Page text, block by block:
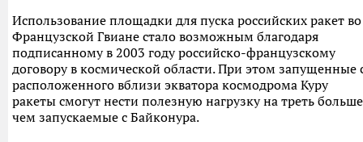
Использование площадки для пуска российских ракет во
Французской Гвиане стало возможным благодаря
подписанному в 2003 году российско-французскому
договору в космической области. При этом запущенные
расположенного вблизи экватора космодрома Куру
ракеты смогут нести полезную нагрузку на треть
чем запускаемые с Байконура.